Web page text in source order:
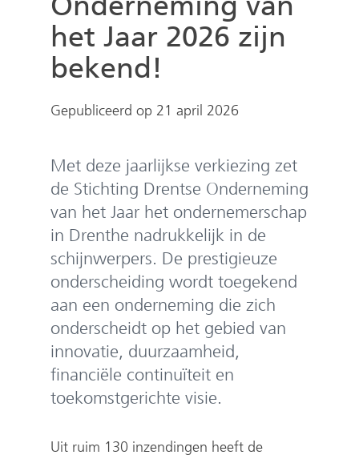
e
n
het Jaar 2026 zijn
bekend!
Gepubliceerd op 21 april 2026
Met deze jaarlijkse verkiezing zet
de Stichting Drentse Onderneming
van het Jaar het ondernemerschap
in Drenthe nadrukkelijk in de
schijnwerpers. De prestigieuze
onderscheiding wordt toegekend
aan een onderneming die zich
onderscheidt op het gebied van
innovatie, duurzaamheid,
financiële continuïteit en
toekomstgerichte visie.
Uit ruim 130 inzendingen heeft de